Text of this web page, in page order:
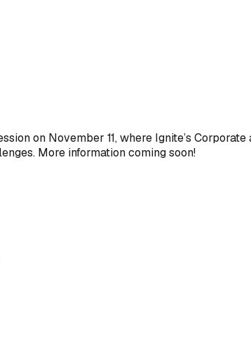
on November 11, where Ignite’s
More information coming soon!